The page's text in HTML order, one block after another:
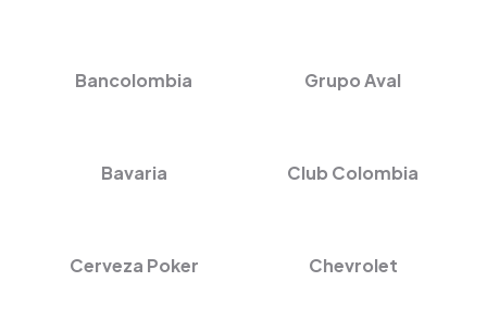
Bancolombia Grupo Aval
Bavaria Club Colombia
Cerveza Poker Chevrolet